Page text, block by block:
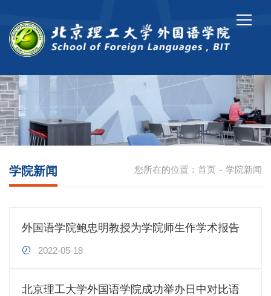
您所在的位置： 首页 - 学院新闻
学院新闻
外国语学院鲍忠明教授为学院师生作学术报告
2022-05-18
北京理工大学外国语学院成功举办日中对比语